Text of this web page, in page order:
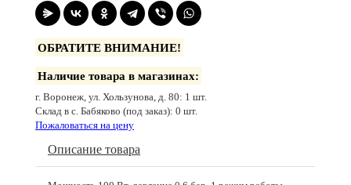
ОБРАТИТЕ ВНИМАНИЕ!
Наличие товара в магазинах:
г. Воронеж, ул. Хользунова, д. 80: 1 шт.
Склад в с. Бабяково (под заказ): 0 шт.
Пожаловаться на цену
Описание товара